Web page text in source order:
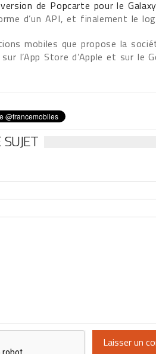
version de Popcarte pour le
d’un API, et finalement le
mobiles que propose la
l’App Store d’Apple et sur le